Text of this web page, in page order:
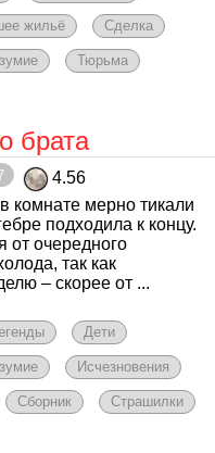
жильё Сделка
Тюрьма
брата
4.56
комнате мерно тикали
подходила к концу.
от очередного
так как
– скорее от ...
Дети
Исчезновения
Сборник Страшилки